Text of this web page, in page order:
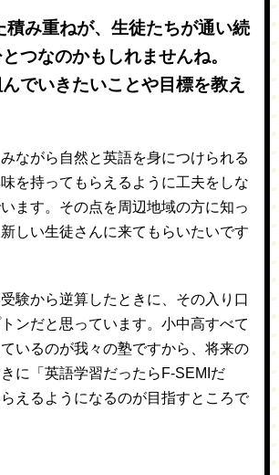
み重ねが、生徒たちが通い続
つなのかもしれませんね。
でいきたいことや目標を教え
ながら自然と英語を身につけられる
を持ってもらえるように工夫をしな
ます。その点を周辺地域の方に知っ
しい生徒さんに来てもらいたいです
験から逆算したときに、その入り口
ンだと思っています。小中高すべて
いるのが我々の塾ですから、将来の
に「英語学習だったらF-SEMIだ
えるようになるのが目指すところで